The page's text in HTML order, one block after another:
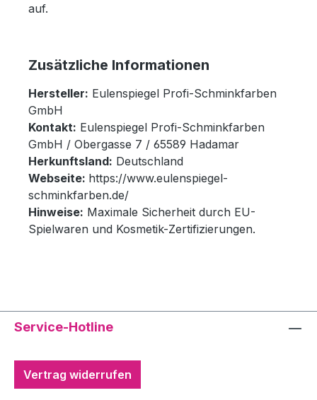
auf.
Zusätzliche Informationen
Hersteller: Eulenspiegel Profi-Schminkfarben
GmbH
Kontakt: Eulenspiegel Profi-Schminkfarben
GmbH / Obergasse 7 / 65589 Hadamar
Herkunftsland: Deutschland
Webseite: https://www.eulenspiegel-
schminkfarben.de/
Hinweise: Maximale Sicherheit durch EU-
Spielwaren und Kosmetik-Zertifizierungen.
Service-Hotline
Vertrag widerrufen